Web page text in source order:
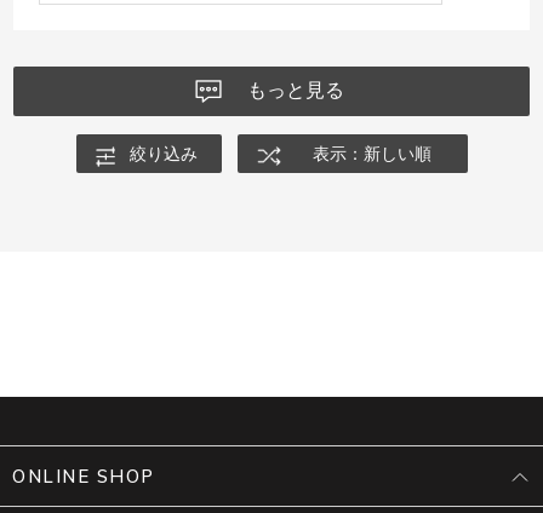
もっと見る
絞り込み 表示：新しい順
ONLINE SHOP